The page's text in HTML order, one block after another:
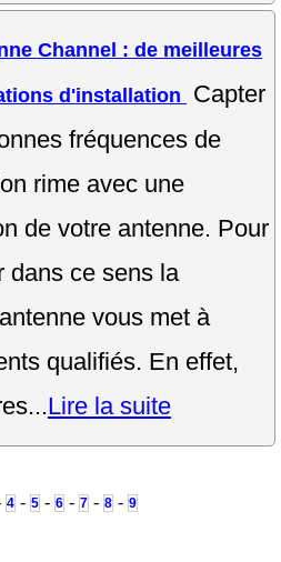
Channel : de meilleures
d'installation
Capter
fréquences de
rime avec une
de votre antenne. Pour
dans ce sens la
vous met à
qualifiés. En effet,
Lire la suite
4 - 5 - 6 - 7 - 8 - 9